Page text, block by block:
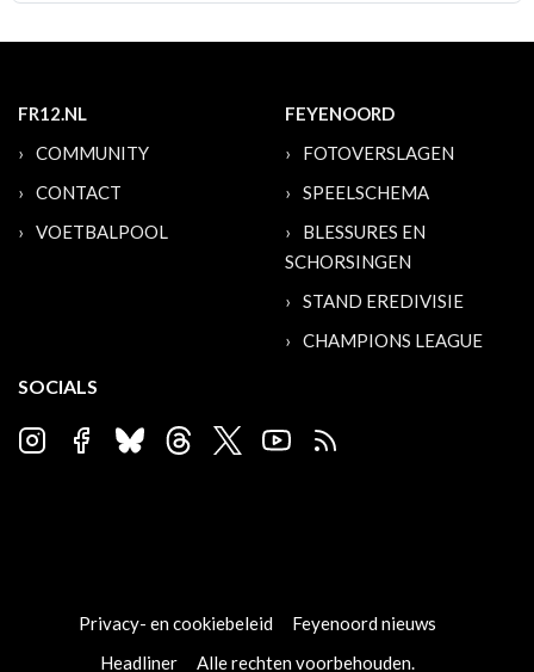
FR12.NL
COMMUNITY
CONTACT
VOETBALPOOL
FEYENOORD
FOTOVERSLAGEN
SPEELSCHEMA
BLESSURES EN
SCHORSINGEN
STAND EREDIVISIE
CHAMPIONS LEAGUE
SOCIALS
Privacy- en cookiebeleid
Feyenoord nieuws
Headliner
Alle rechten voorbehouden.